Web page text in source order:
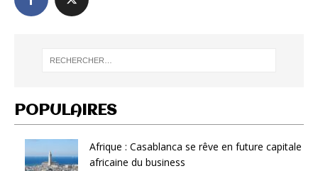
POPULAIRES
Afrique : Casablanca se rêve en future capitale
africaine du business